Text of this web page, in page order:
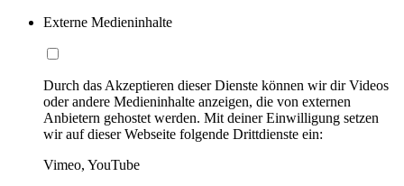
Externe Medieninhalte
Durch das Akzeptieren dieser Dienste können wir dir Videos
oder andere Medieninhalte anzeigen, die von externen
Anbietern gehostet werden. Mit deiner Einwilligung setzen
wir auf dieser Webseite folgende Drittdienste ein:
Vimeo, YouTube